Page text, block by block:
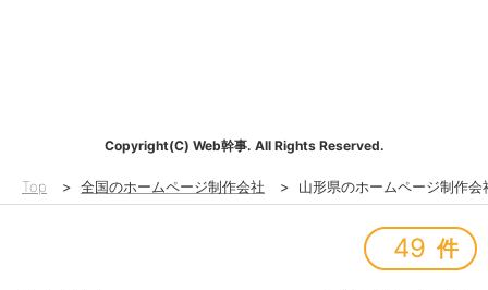
Copyright(C) Web幹事. All Rights Reserved.
Top > 全国のホームページ制作会社 > 山形県のホームページ制作会
49 件